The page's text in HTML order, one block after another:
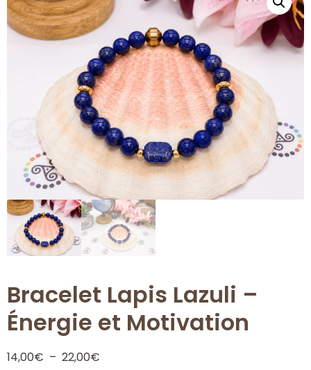
Bracelet Lapis Lazuli –
Énergie et Motivation
14,00€ – 22,00€